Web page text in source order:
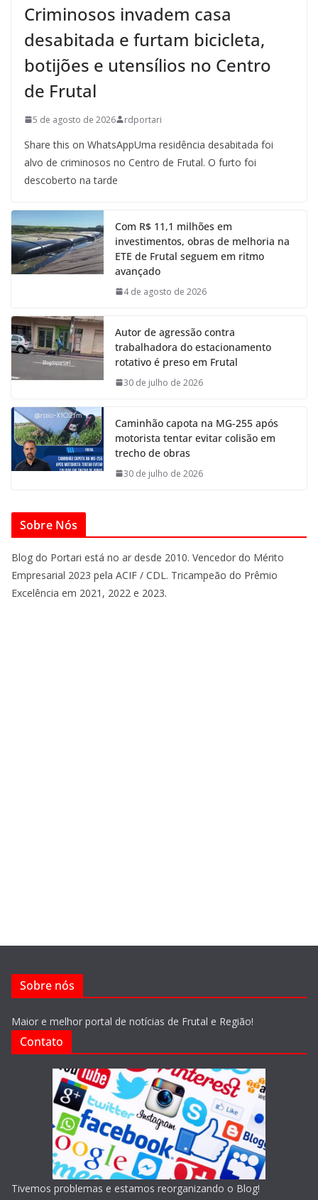
Criminosos invadem casa
desabitada e furtam bicicleta,
botijões e utensílios no Centro
de Frutal
5 de agosto de 2026 rdportari
Share this on WhatsAppUma residência desabitada foi
alvo de criminosos no Centro de Frutal. O furto foi
descoberto na tarde
Com R$ 11,1 milhões em
investimentos, obras de melhoria na
ETE de Frutal seguem em ritmo
avançado
4 de agosto de 2026
Autor de agressão contra
trabalhadora do estacionamento
rotativo é preso em Frutal
30 de julho de 2026
Caminhão capota na MG-255 após
motorista tentar evitar colisão em
trecho de obras
30 de julho de 2026
Sobre Nós
Blog do Portari está no ar desde 2010. Vencedor do Mérito
Empresarial 2023 pela ACIF / CDL. Tricampeão do Prêmio
Excelência em 2021, 2022 e 2023.
Sobre nós
Maior e melhor portal de notícias de Frutal e Região!
Contato
Tivemos problemas e estamos reorganizando o Blog!